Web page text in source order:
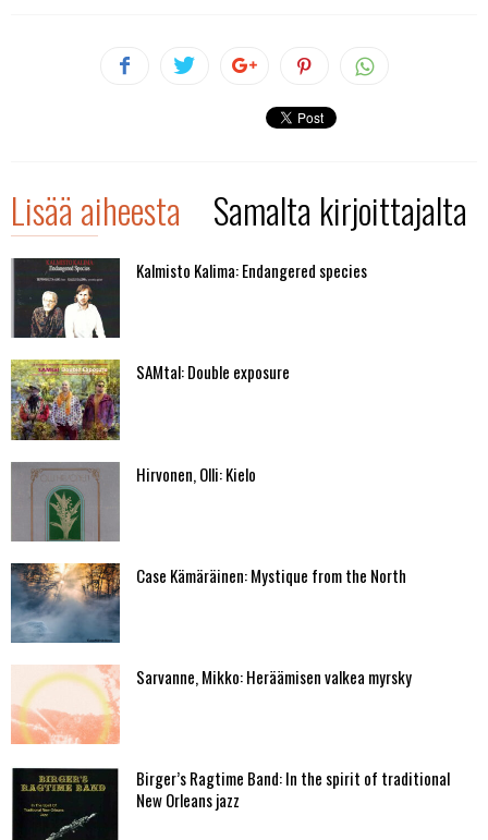
Lisää aiheesta Samalta kirjoittajalta
Kalmisto Kalima: Endangered species
SAMtal: Double exposure
Hirvonen, Olli: Kielo
Case Kämäräinen: Mystique from the North
Sarvanne, Mikko: Heräämisen valkea myrsky
Birger’s Ragtime Band: In the spirit of traditional
New Orleans jazz